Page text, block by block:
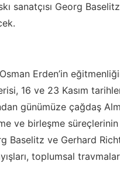
sanatçısı Georg
Erden’in
16 ve 23 Kasım
günümüze çağdaş
ve birleşme
Baselitz ve Gerhard
toplumsal